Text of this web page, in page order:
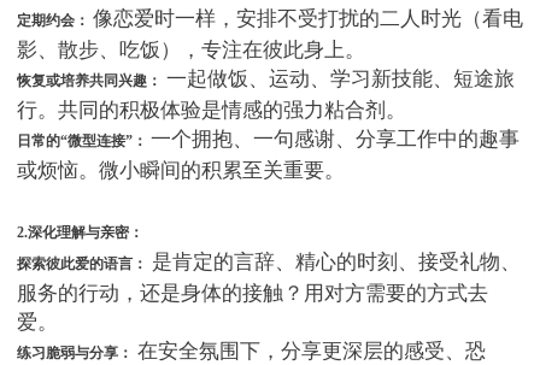
定期约会： 像恋爱时一样，安排不受打扰的二人时光（看电
影、散步、吃饭），专注在彼此身上。
恢复或培养共同兴趣： 一起做饭、运动、学习新技能、短途旅
行。共同的积极体验是情感的强力粘合剂。
日常的“微型连接”： 一个拥抱、一句感谢、分享工作中的趣事
或烦恼。微小瞬间的积累至关重要。
2.深化理解与亲密：
探索彼此爱的语言：
是肯定的言辞、精心的时刻、接受礼物、
服务的行动，还是身体的接触？用对方需要的方式去
爱。
练习脆弱与分享： 在安全氛围下，分享更深层的感受、恐